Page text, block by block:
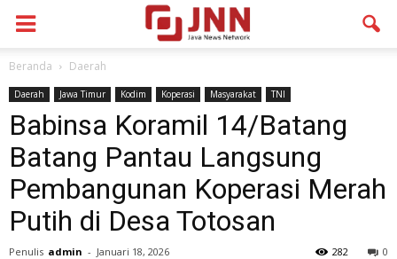
Beranda Daerah
Daerah Jawa Timur Kodim Koperasi Masyarakat TNI
Babinsa Koramil 14/Batang
Batang Pantau Langsung
Pembangunan Koperasi Merah
Putih di Desa Totosan
Penulis admin - Januari 18, 2026 0
282